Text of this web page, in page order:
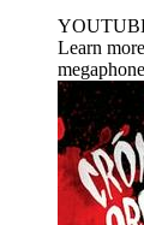
Learn